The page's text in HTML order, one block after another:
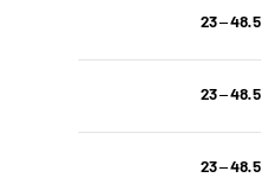
48.5 – 23
48.5 – 23
48.5 – 23